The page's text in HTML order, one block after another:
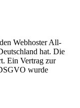
Webhoster All-
hat. Die
Ein Vertrag zur
wurde